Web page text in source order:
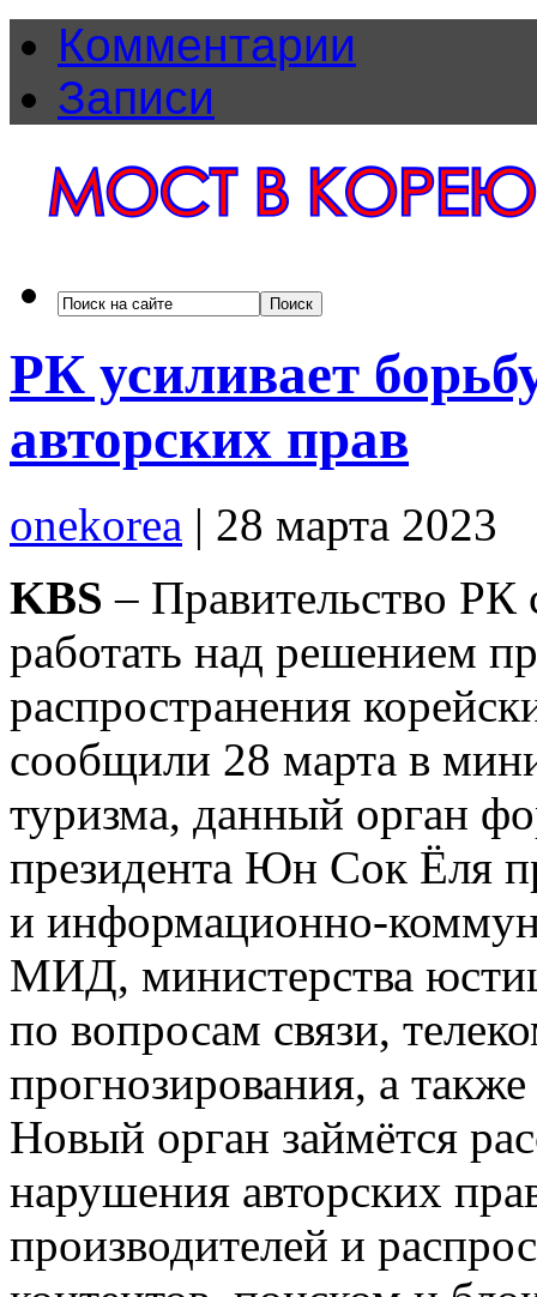
Комментарии
Записи
РК усиливает
авторских прав
onekorea | 28 марта 2023
KBS – Правительство РК
работать над решением
распространения
сообщили 28 марта в
туризма, данный орган
президента Юн Сок Ёля
и информационно-
МИД, министерства
по вопросам связи,
прогнозирования, а
Новый орган займётся
нарушения авторских
производителей и